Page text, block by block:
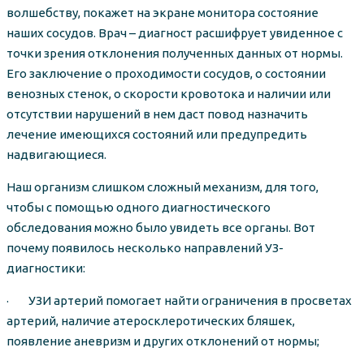
волшебству, покажет на экране монитора состояние
наших сосудов. Врач – диагност расшифрует увиденное с
точки зрения отклонения полученных данных от нормы.
Его заключение о проходимости сосудов, о состоянии
венозных стенок, о скорости кровотока и наличии или
отсутствии нарушений в нем даст повод назначить
лечение имеющихся состояний или предупредить
надвигающиеся.
Наш организм слишком сложный механизм, для того,
чтобы с помощью одного диагностического
обследования можно было увидеть все органы. Вот
почему появилось несколько направлений УЗ-
диагностики:
· УЗИ артерий помогает найти ограничения в просветах
артерий, наличие атеросклеротических бляшек,
появление аневризм и других отклонений от нормы;